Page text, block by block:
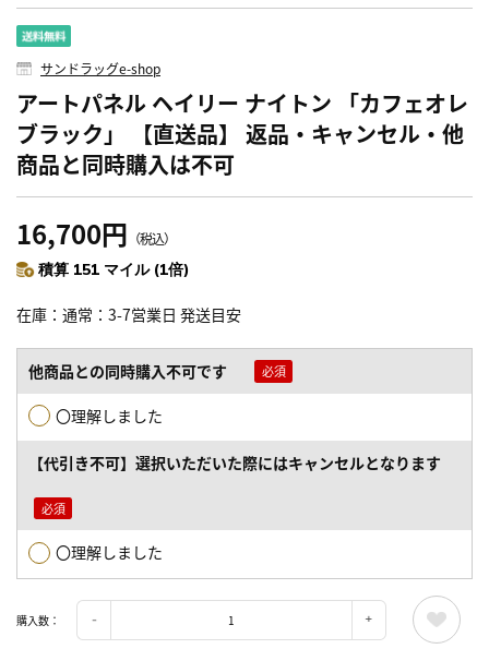
サンドラッグe-shop
アートパネル ヘイリー ナイトン 「カフェオレ
ブラック」 【直送品】 返品・キャンセル・他
商品と同時購入は不可
16,700円 （税込）
積算 151 マイル (1倍)
在庫 通常：3-7営業日 発送目安
他商品との同時購入不可です
〇理解しました
【代引き不可】選択いただいた際にはキャンセルとなります
〇理解しました
購入数：